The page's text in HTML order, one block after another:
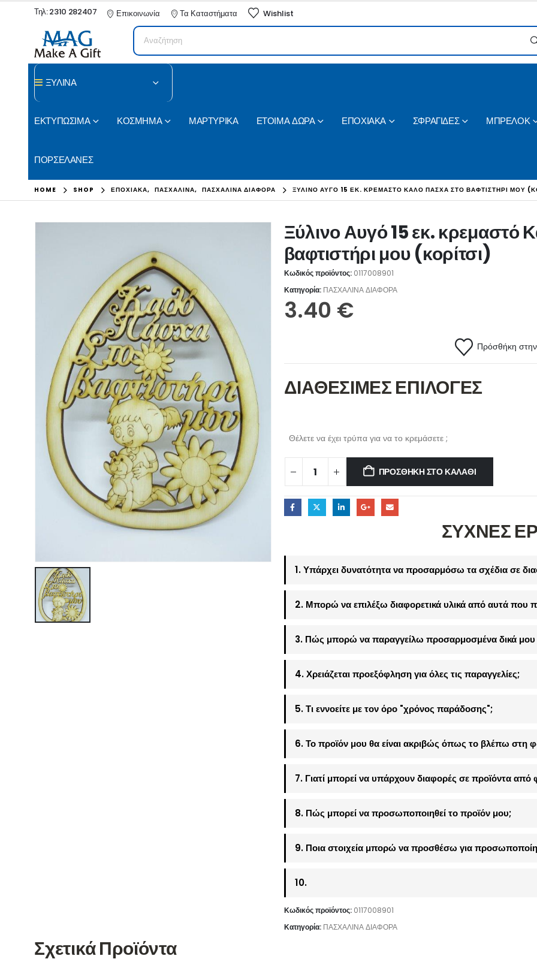
Τηλ: 2310 282407 Επικοινωνία Τα Καταστήματα Wishlist
ΞΥΛΙΝΑ
ΕΚΤΥΠΩΣΙΜΑ ΚΟΣΜΗΜΑ ΜΑΡΤΥΡΙΚΑ ΕΤΟΙΜΑ ΔΩΡΑ ΕΠΟΧΙΑΚΑ ΣΦΡΑΓΙΔΕΣ ΜΠΡΕΛΟΚ
ΠΟΡΣΕΛΑΝΕΣ
HOME SHOP ΕΠΟΧΙΑΚΑ, ΠΑΣΧΑΛΙΝΑ, ΠΑΣΧΑΛΙΝΑ ΔΙΑΦΟΡΑ ΞΎΛΙΝΟ ΑΥΓΌ 15 ΕΚ. ΚΡΕΜΑΣΤΌ ΚΑΛΌ ΠΆΣΧΑ ΣΤΟ ΒΑΦΤΙΣΤΉΡΙ ΜΟΥ
Ξύλινο Αυγό 15 εκ. κρεμαστό
βαφτιστήρι μου (κορίτσι)
Κωδικός προϊόντος: 0117008901
Κατηγορία: ΠΑΣΧΑΛΙΝΑ ΔΙΑΦΟΡΑ
3.40 €
Πρόσθήκη στην
ΔΙΑΘΕΣΙΜΕΣ ΕΠΙΛΟΓΕΣ
Θέλετε να έχει τρύπα για να το κρεμάσετε ;
ΠΡΟΣΘΉΚΗ ΣΤΟ ΚΑΛΆΘΙ
ΣΥΧΝΕΣ
1. Υπάρχει δυνατότητα να προσαρμόσω τα σχέδια σε
2. Μπορώ να επιλέξω διαφορετικά υλικά από αυτά που
3. Πώς μπορώ να παραγγείλω προσαρμοσμένα δικά μου
4. Χρειάζεται προεξόφληση για όλες τις παραγγελίες;
5. Τι εννοείτε με τον όρο "χρόνος παράδοσης";
6. Το προϊόν μου θα είναι ακριβώς όπως το βλέπω στη
7. Γιατί μπορεί να υπάρχουν διαφορές σε προϊόντα από
8. Πώς μπορεί να προσωποποιηθεί το προϊόν μου;
9. Ποια στοιχεία μπορώ να προσθέσω για
10.
Κωδικός προϊόντος: 0117008901
Κατηγορία: ΠΑΣΧΑΛΙΝΑ ΔΙΑΦΟΡΑ
Σχετικά Προϊόντα